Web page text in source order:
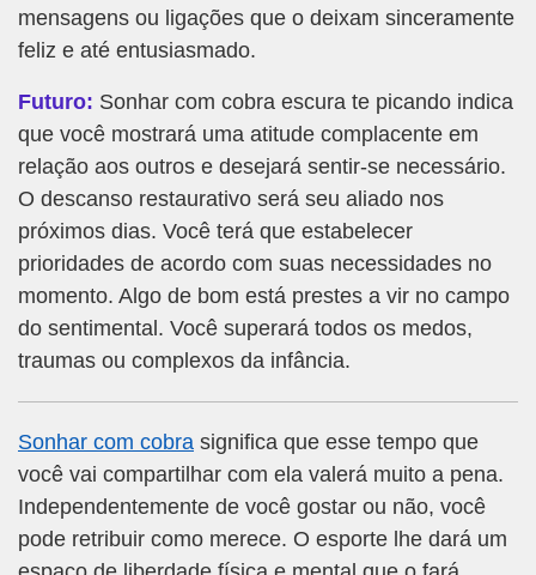
mensagens ou ligações que o deixam sinceramente
feliz e até entusiasmado.
Futuro: Sonhar com cobra escura te picando indica
que você mostrará uma atitude complacente em
relação aos outros e desejará sentir-se necessário.
O descanso restaurativo será seu aliado nos
próximos dias. Você terá que estabelecer
prioridades de acordo com suas necessidades no
momento. Algo de bom está prestes a vir no campo
do sentimental. Você superará todos os medos,
traumas ou complexos da infância.
Sonhar com cobra significa que esse tempo que
você vai compartilhar com ela valerá muito a pena.
Independentemente de você gostar ou não, você
pode retribuir como merece. O esporte lhe dará um